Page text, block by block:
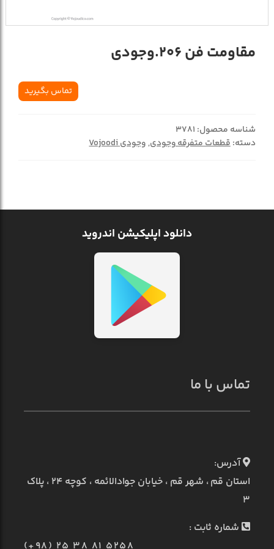
مقاومت فن 206.وجودی
تماس بگیرید
شناسه محصول: 3781
دسته:قطعات متفرقه وجودی,وجودی Vojoodi
دانلود اپلیکیشن اندروید
تماس با ما
آدرس:
استان قم ، شهر قم ، خیابان جوادالائمه ، کوچه ۲۴ ، پلاک
۳
شماره ثابت :